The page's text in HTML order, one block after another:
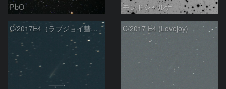
PbO モンドシャルナ
C/2017E4（ラブジョイ彗星） C/2017 E4 (Lovejoy)